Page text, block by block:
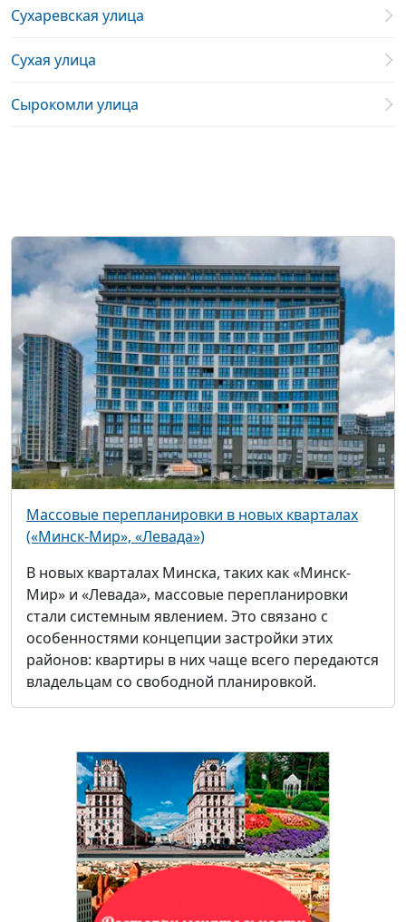
Сухаревская улица
Сухая улица
Сырокомли улица
Массовые перепланировки в новых кварталах
(«Минск-Мир», «Левада»)
В новых кварталах Минска, таких как «Минск-
Мир» и «Левада», массовые перепланировки
стали системным явлением. Это связано с
особенностями концепции застройки этих
районов: квартиры в них чаще всего передаются
владельцам со свободной планировкой.